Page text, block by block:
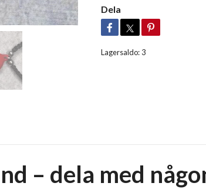
Dela
Lagersaldo: 3
– dela med